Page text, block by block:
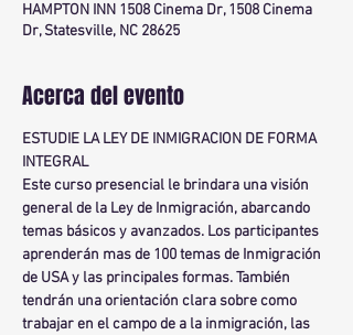
HAMPTON INN 1508 Cinema Dr, 1508 Cinema
Dr, Statesville, NC 28625
Acerca del evento
ESTUDIE LA LEY DE INMIGRACION DE FORMA
INTEGRAL
Este curso presencial le brindara una visión
general de la Ley de Inmigración, abarcando
temas básicos y avanzados. Los participantes
aprenderán mas de 100 temas de Inmigración
de USA y las principales formas. También
tendrán una orientación clara sobre como
trabajar en el campo de a la inmigración, las